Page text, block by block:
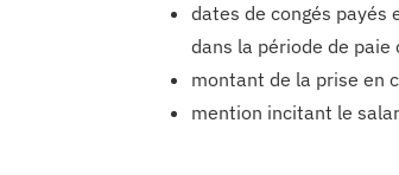
dates de congés payés
dans la période de paie
montant de la prise en
mention incitant le